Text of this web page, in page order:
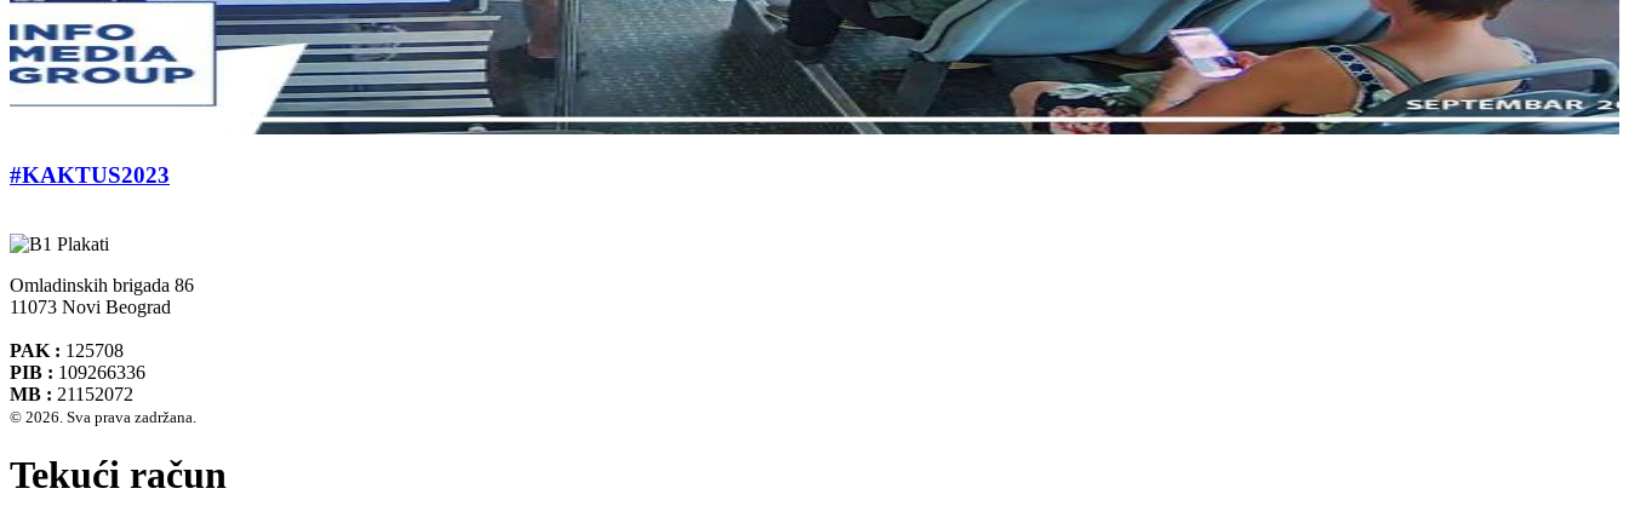
#KAKTUS2023
Omladinskih brigada 86
11073 Novi Beograd
PAK : 125708
PIB : 109266336
MB : 21152072
© 2026. Sva prava zadržana.
Tekući račun